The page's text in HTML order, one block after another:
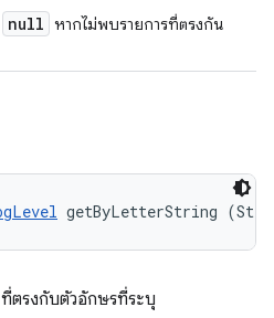
null หากไม่พบรายการที่ตรงกัน
getByLetterString
ที่ตรงกับตัวอักษรที่ระบุ